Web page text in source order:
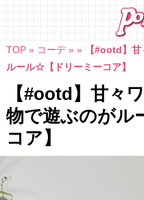
TOP» コーデ» »
【#ootd】
ルール☆【ドリーミーコア】
【#ootd】甘々
物で遊ぶのがル
コア】